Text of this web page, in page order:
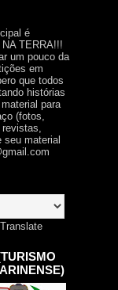
é
TERRA!!!
um pouco da
em
que todos
histórias
para
(fotos,
material
Translate